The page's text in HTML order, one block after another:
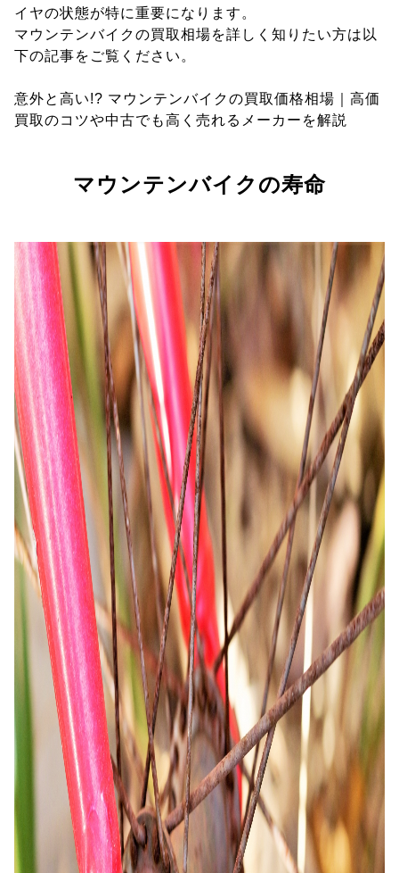
イヤの状態が特に重要になります。
マウンテンバイクの買取相場を詳しく知りたい方は以
下の記事をご覧ください。
意外と高い!? マウンテンバイクの買取価格相場｜高価
買取のコツや中古でも高く売れるメーカーを解説
マウンテンバイクの寿命